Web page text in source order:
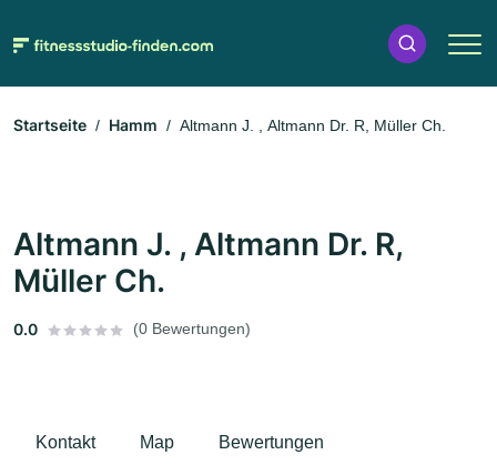
Startseite Hamm Altmann J. , Altmann Dr. R, Müller Ch.
Altmann J. , Altmann Dr. R,
Müller Ch.
0.0 (0 Bewertungen)
Kontakt Map Bewertungen